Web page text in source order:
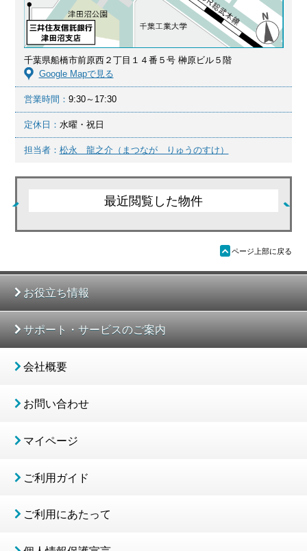
千葉県船橋市前原西２丁目１４番５号 榊原ビル５階
Google Mapで見る
営業時間： 9:30～17:30
定休日： 水曜・祝日
担当者： 松永 龍之介（まつなが りゅうのすけ）
最近閲覧した物件
ü ページ上部に戻る
お役立ち情報
サポート・サービスのご案内
会社概要
お問い合わせ
マイページ
ご利用ガイド
ご利用にあたって